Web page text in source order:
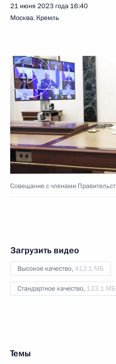
21 июня 2023 года 16:40
Москва, Кремль
Совещание с членами
Загрузить видео
Высокое качество,412.1 МБ
Стандартное качество, 123.1 МБ
Темы